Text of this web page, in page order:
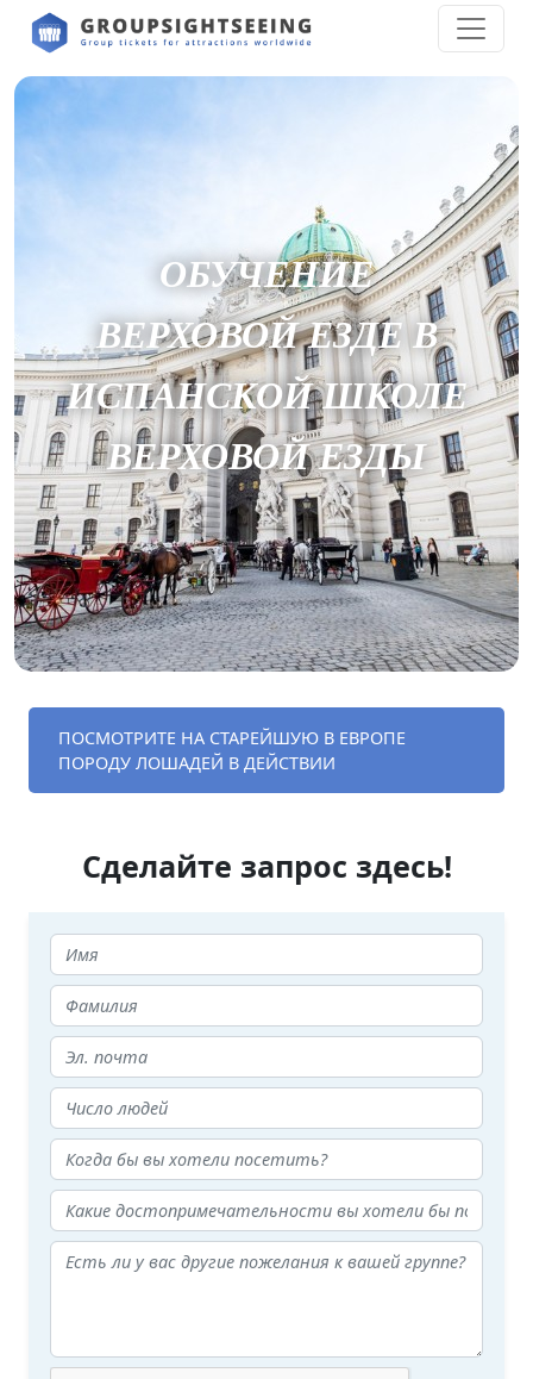
ОБУЧЕНИЕ
ВЕРХОВОЙ ЕЗДЕ В
ИСПАНСКОЙ ШКОЛЕ
ВЕРХОВОЙ ЕЗДЫ
ПОСМОТРИТЕ НА СТАРЕЙШУЮ В ЕВРОПЕ
ПОРОДУ ЛОШАДЕЙ В ДЕЙСТВИИ
Сделайте запрос здесь!